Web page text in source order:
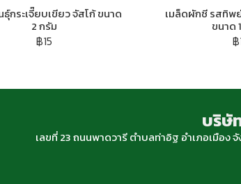
กระเจี๊ยบเขียว จัสโก้ ขนาด
2 กรัม
฿15
เมล็ดผักชี รสทิพ
ขนาด
฿
บริษั
เลขที่ 23 ถนนพาดวารี ตำบลท่าอิฐ อำเภอเมือ